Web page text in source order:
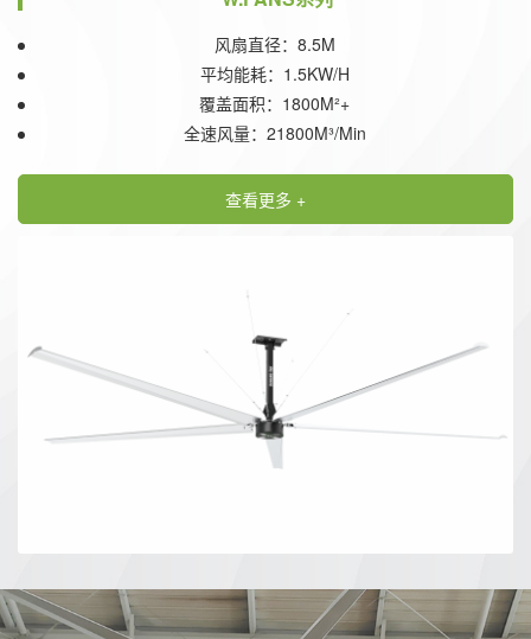
风扇直径：8.5M
平均能耗：1.5KW/H
覆盖面积：1800M²+
全速风量：21800M³/Min
查看更多 +